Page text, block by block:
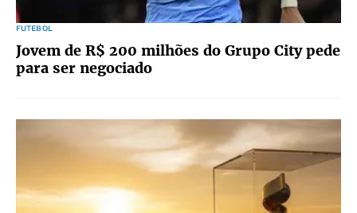
FUTEBOL
Jovem de R$ 200 milhões do Grupo City pede
para ser negociado